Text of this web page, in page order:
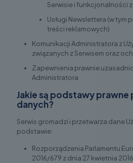
Serwisie i funkcjonalności
Usługi Newslettera (w tym
treści reklamowych)
Komunikacji Administratora z
związanych z Serwisem oraz
Zapewnienia prawnie
Administratora
Jakie są podstawy
danych?
Serwis gromadzi i przetwarza dane
podstawie:
Rozporządzenia Parlamentu
2016/679 z dnia 27 kwietnia